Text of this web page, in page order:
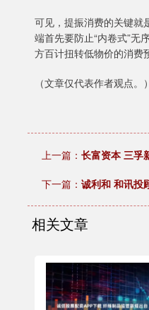
可见，提振消费的关键就
端首先要防止“内卷式”无
方百计扭转低物价的消费
（文章仅代表作者观点。）
上一篇： 长富资本 三孚
下一篇： 诚利和 和讯投
相关文章